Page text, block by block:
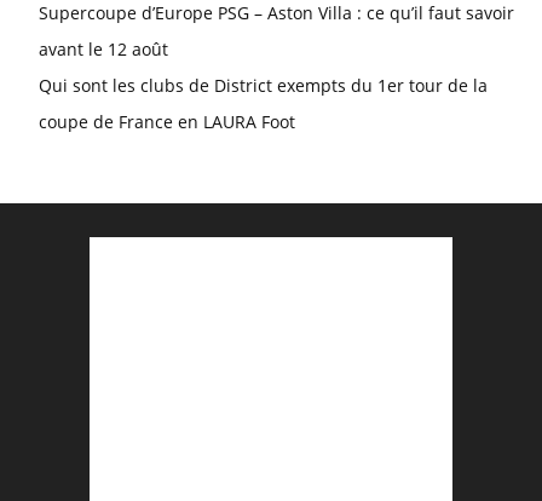
Supercoupe d’Europe PSG – Aston Villa : ce qu’il faut savoir
avant le 12 août
Qui sont les clubs de District exempts du 1er tour de la
coupe de France en LAURA Foot